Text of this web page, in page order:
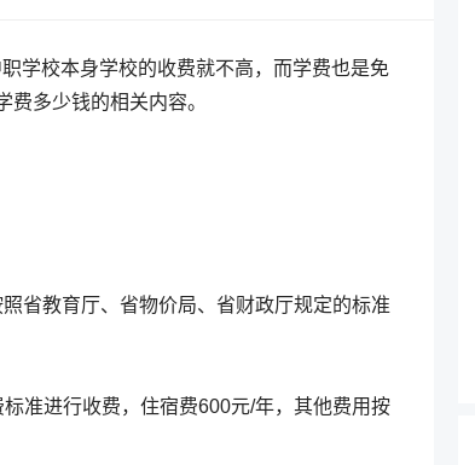
学校本身学校的收费就不高，而学费也是免
多少钱的相关内容。
教育厅、省物价局、省财政厅规定的标准
进行收费，住宿费600元/年，其他费用按